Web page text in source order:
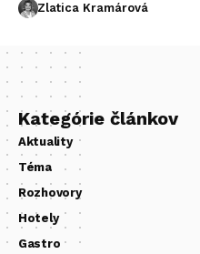
Zlatica Kramárová
Kategórie článkov
Aktuality
Téma
Rozhovory
Hotely
Gastro